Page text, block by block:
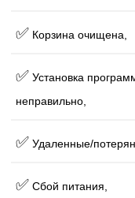
✅ Корзина очищена,
✅ Установка
неправильно,
✅ Удаленные/
✅ Сбой питания,